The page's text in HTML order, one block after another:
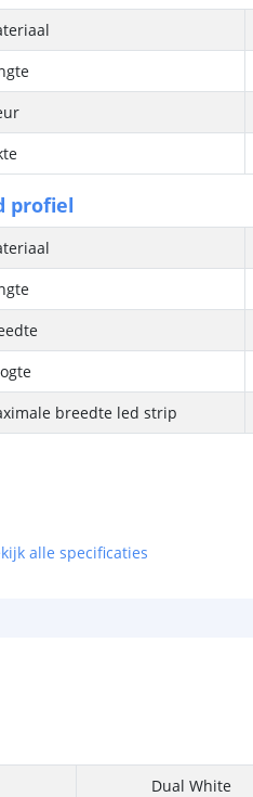
profiel
breedte led strip
alle specificaties
Dual White